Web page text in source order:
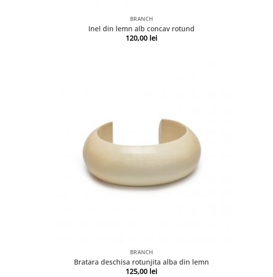
BRANCH
Inel din lemn alb concav rotund
120,00 lei
BRANCH
Bratara deschisa rotunjita alba din lemn
125,00 lei